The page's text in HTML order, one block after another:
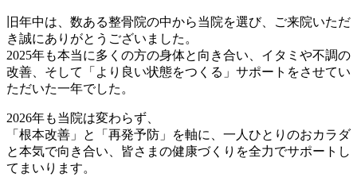
旧年中は、数ある整骨院の中から当院を選び、ご来院いただ
き誠にありがとうございました。
2025年も本当に多くの方の身体と向き合い、イタミや不調の
改善、そして「より良い状態をつくる」サポートをさせてい
ただいた一年でした。
2026年も当院は変わらず、
「根本改善」と「再発予防」を軸に、一人ひとりのおカラダ
と本気で向き合い、皆さまの健康づくりを全力でサポートし
てまいります。